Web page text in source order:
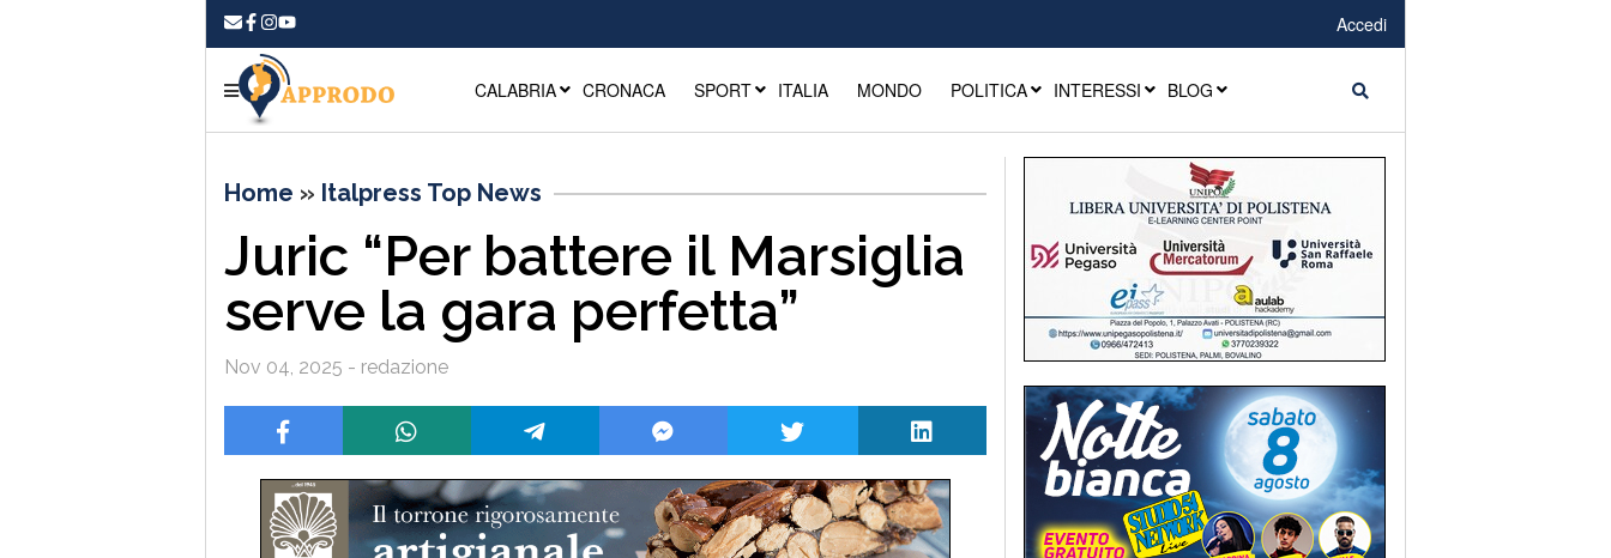
Accedi
CALABRIA CRONACA SPORT ITALIA MONDO POLITICA INTERESSI BLOG
Home » Italpress Top News
Juric “Per battere il Marsiglia
serve la gara perfetta”
Nov 04, 2025 - redazione